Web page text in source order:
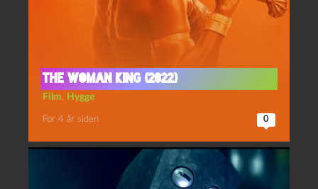
The woman king (2022)
Film, Hygge
For 4 år siden 0